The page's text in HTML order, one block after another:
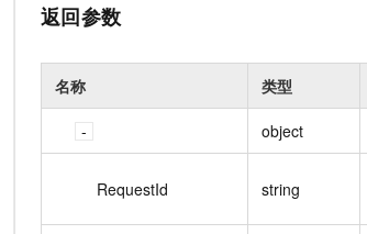
返回参数
名称 类型
object
RequestId string